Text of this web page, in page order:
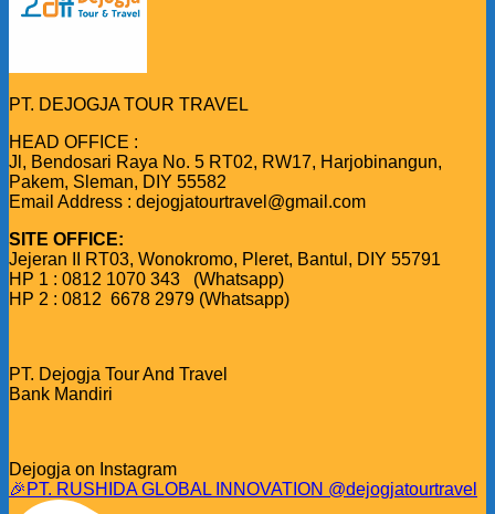
PT. DEJOGJA TOUR TRAVEL
HEAD OFFICE :
Jl, Bendosari Raya No. 5 RT02, RW17, Harjobinangun,
Pakem, Sleman, DIY 55582
Email Address : dejogjatourtravel@gmail.com
SITE OFFICE:
Jejeran II RT03, Wonokromo, Pleret, Bantul, DIY 55791
HP 1 : 0812 1070 343 (Whatsapp)
HP 2 : 0812 6678 2979 (Whatsapp)
PT. Dejogja Tour And Travel
Bank Mandiri
Dejogja on Instagram
🎉PT. RUSHIDA GLOBAL INNOVATION @dejogjatourtravel